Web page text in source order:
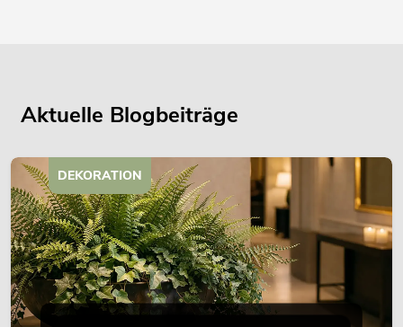
Aktuelle Blogbeiträge
DEKORATION